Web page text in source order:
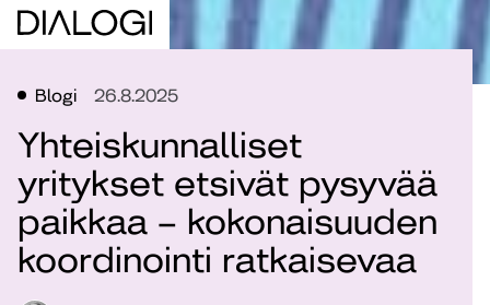
Blogi 26.8.2025
Yhteiskunnalliset
yritykset etsivät pysyvää
paikkaa – kokonaisuuden
koordinointi ratkaisevaa